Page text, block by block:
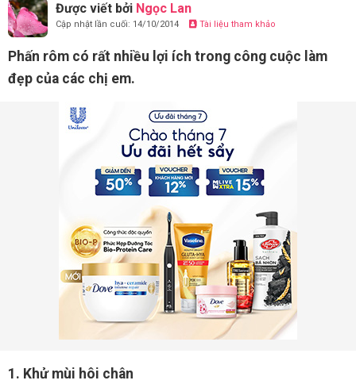
Được viết bởi Ngọc Lan
Cập nhật lần cuối: 14/10/2014 Tài liệu tham khảo
Phấn rôm có rất nhiều lợi ích trong công cuộc làm
đẹp của các chị em.
1. Khử mùi hôi chân